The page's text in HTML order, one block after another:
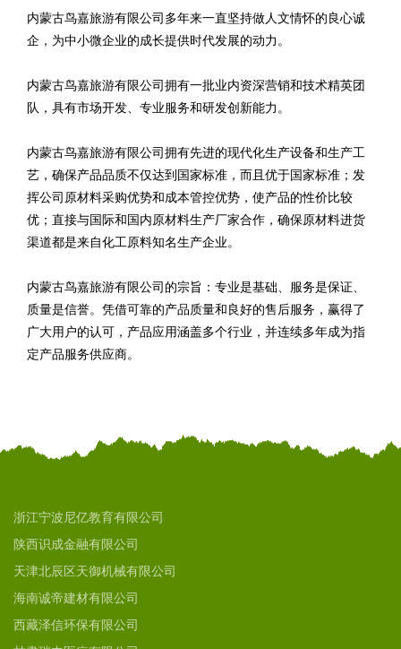
内蒙古鸟嘉旅游有限公司多年来一直坚持做人文情怀的良心诚
企，为中小微企业的成长提供时代发展的动力。
内蒙古鸟嘉旅游有限公司拥有一批业内资深营销和技术精英团
队，具有市场开发、专业服务和研发创新能力。
内蒙古鸟嘉旅游有限公司拥有先进的现代化生产设备和生产工
艺，确保产品品质不仅达到国家标准，而且优于国家标准；发
挥公司原材料采购优势和成本管控优势，使产品的性价比较
优；直接与国际和国内原材料生产厂家合作，确保原材料进货
渠道都是来自化工原料知名生产企业。
内蒙古鸟嘉旅游有限公司的宗旨：专业是基础、服务是保证、
质量是信誉。凭借可靠的产品质量和良好的售后服务，赢得了
广大用户的认可，产品应用涵盖多个行业，并连续多年成为指
定产品服务供应商。
浙江宁波尼亿教育有限公司
陕西识成金融有限公司
天津北辰区天御机械有限公司
海南诚帝建材有限公司
西藏泽信环保有限公司